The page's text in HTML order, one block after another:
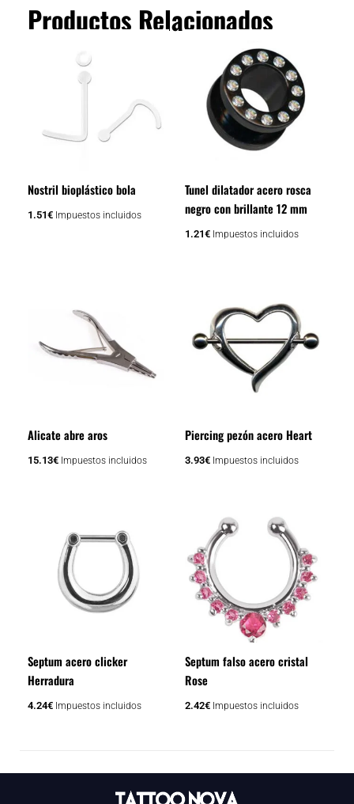
Productos Relacionados
Nostril bioplástico bola
1.51€ Impuestos incluidos
Tunel dilatador acero rosca
negro con brillante 12 mm
1.21€ Impuestos incluidos
Alicate abre aros
15.13€ Impuestos incluidos
Piercing pezón acero Heart
3.93€ Impuestos incluidos
Septum acero clicker
Herradura
4.24€ Impuestos incluidos
Septum falso acero cristal
Rose
2.42€ Impuestos incluidos